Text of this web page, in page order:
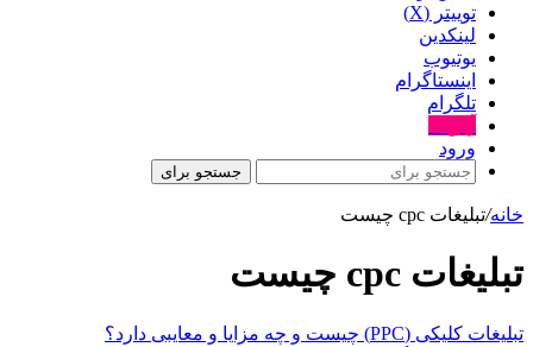
توییتر (X)
لینکدین
یوتیوب
اینستاگرام
تلگرام
ورود
جستجو برای
خانه/تبلیغات cpc چیست
تبلیغات cpc چیست
تبلیغات کلیکی (PPC) چیست و چه مزایا و معایبی دارد؟